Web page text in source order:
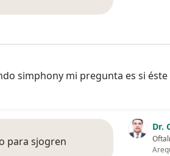
simphony mi pregunta es si
Dr.
para sjogren